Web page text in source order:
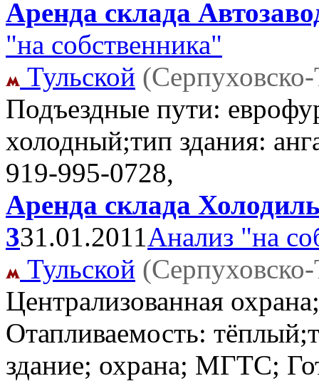
Аренда склада
"на собственника"
Тульской
Подъездные пути:
холодный;тип здания:
919-995-0728,
Аренда склада
331.01.2011Анализ "на
Тульской
Централизованная
Отапливаемость:
здание; охрана; МГТС;